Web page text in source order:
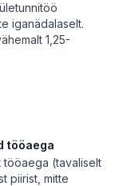
iganädalaselt.
1,25-
tööaega
tööaega (tavaliselt
piirist, mitte